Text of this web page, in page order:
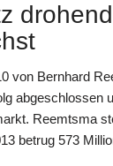
von Bernhard
abgeschlossen
Reemtsma
betrug 573